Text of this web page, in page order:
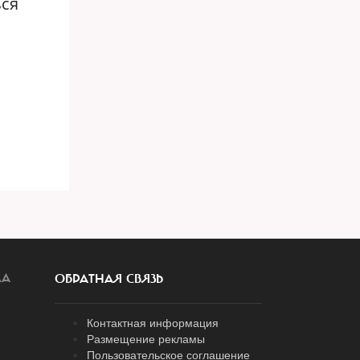
ОБРАТНАЯ СВЯЗЬ
Контактная информация
Размещение рекламы
Пользовательское соглашение